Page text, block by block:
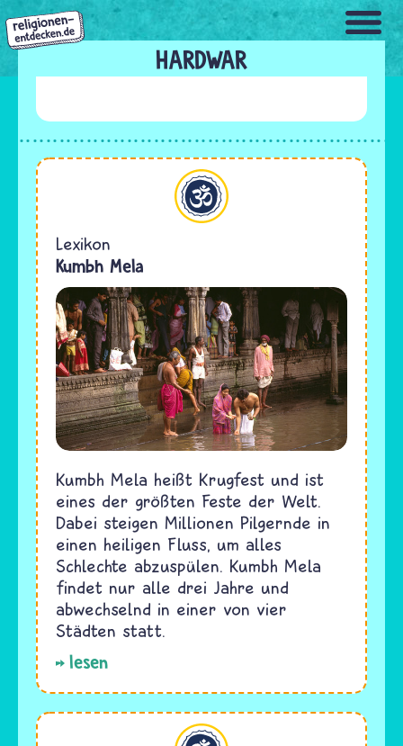
Direkt
zum
Inhalt
HARDWAR
Hinduismus
Lexikon
Kumbh Mela
Kumbh Mela heißt Krugfest und ist
eines der größten Feste der Welt.
Dabei steigen Millionen Pilgernde in
einen heiligen Fluss, um alles
Schlechte abzuspülen. Kumbh Mela
findet nur alle drei Jahre und
abwechselnd in einer von vier
Städten statt.
lesen
Hinduismus